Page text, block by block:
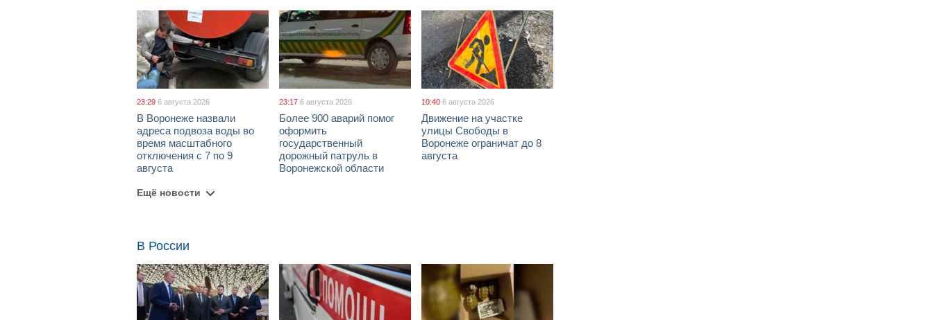
23:29 6 августа 2026
В Воронеже назвали
адреса подвоза воды во
время масштабного
отключения с 7 по 9
августа
23:17 6 августа 2026
Более 900 аварий помог
оформить
государственный
дорожный патруль в
Воронежской области
10:40 6 августа 2026
Движение на участке
улицы Свободы в
Воронеже ограничат до 8
августа
Ещё новости
В России